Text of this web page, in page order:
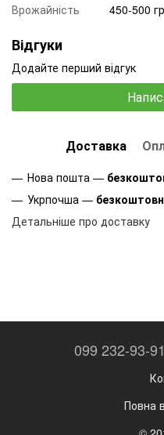
Врожайність
450-500
Відгуки
Додайте перший відгук
Доставка
Нова пошта —
Укрпочша —
Детальніше про доставку
099 232-93-91
Повна